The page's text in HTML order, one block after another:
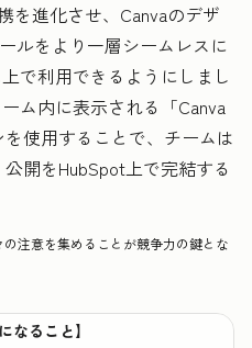
を進化させ、Canvaのデザ
ルをより一層シームレスに
で利用できるようにしまし
ム内に表示される「Canva
使用することで、チームは
開をHubSpot上で完結する
注意を集めることが競争力の鍵とな
なること】